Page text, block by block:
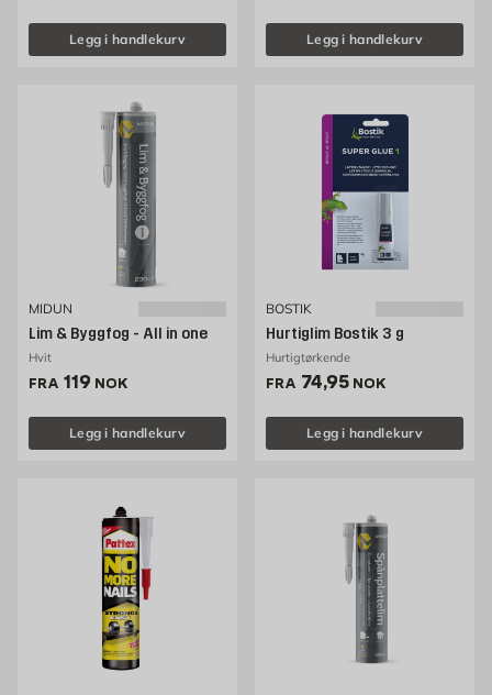
Legg i handlekurv Legg i handlekurv
MIDUN
Lim & Byggfog - All in one
Hvit
FRA Pris 119 NOK /stk
119 NOK
Legg i handlekurv
BOSTIK
Hurtiglim Bostik 3 g
Hurtigtørkende
FRA Pris 74.95 NOK /stk
74,95 NOK
Legg i handlekurv